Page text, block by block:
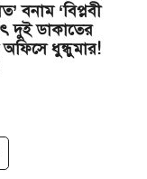
বনাম ‘বিপ্লবী
দুই ডাকাতের
ধুন্ধুমার!